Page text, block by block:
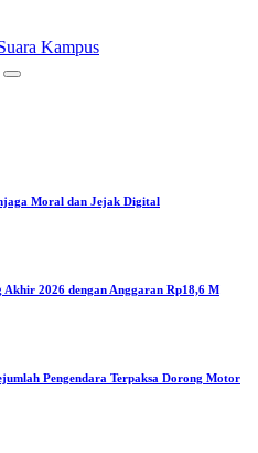
Moral dan Jejak Digital
2026 dengan Anggaran Rp18,6 M
Pengendara Terpaksa Dorong Motor